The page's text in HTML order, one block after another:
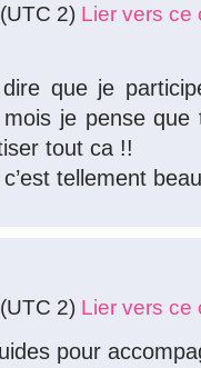
(UTC 2) Lier vers ce
que je
je pense
tout ca !!
tellement
(UTC 2) Lier vers ce
pour